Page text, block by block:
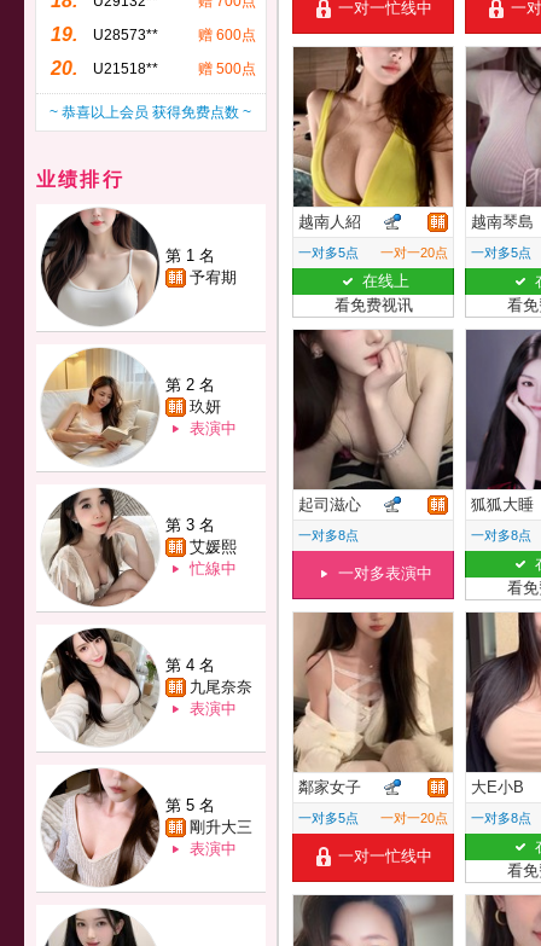
19. U28573** 赠 600点
20. U21518** 赠 500点
~ 恭喜以上会员 获得免费点数 ~
业绩排行
第 1 名
予宥期
第 2 名
玖妍
表演中
第 3 名
艾媛熙
忙線中
第 4 名
九尾奈奈
表演中
第 5 名
剛升大三
表演中
一对一忙线中 一
越南人紹
一对多5点 一对一20点
在线上
看免费视讯
越南琴島
一对多5点
看
起司滋心
一对多8点
一对多表演中
狐狐大睡
一对多8点
看
鄰家女子
一对多5点 一对一20点
一对一忙线中
大E小B
一对多8点
看